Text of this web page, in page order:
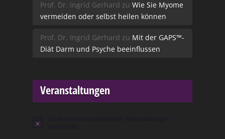
Prof. Dr. Ingrid Gerhard zu Wie Sie Myome
vermeiden oder selbst heilen können
Prof. Dr. Ingrid Gerhard zu Mit der GAPS™-
Diät Darm und Psyche beeinflussen
Veranstaltungen
Hinweis